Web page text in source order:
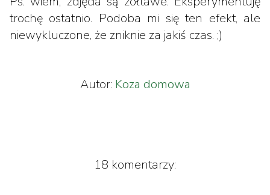
trochę ostatnio. Podoba mi się ten efekt, ale
niewykluczone, że zniknie za jakiś czas. ;)
Autor: Koza domowa
18 komentarzy: